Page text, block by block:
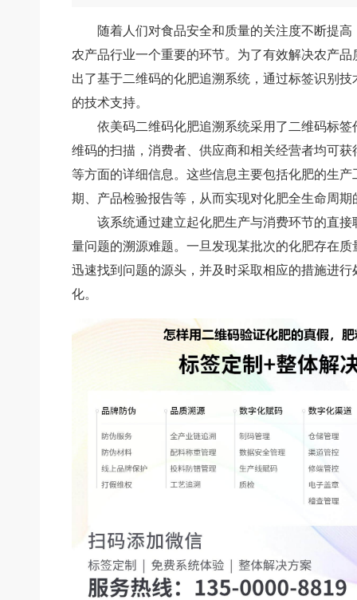
随着人们对食品安全和质量的关注度不断提
农产品行业一个重要的环节。为了有效解决农产
出了基于二维码的化肥追溯系统，通过标签识别
的技术支持。
依美码二维码化肥追溯系统采用了二维码标
维码的扫描，消费者、供应商和相关经营者均可
等方面的详细信息。这些信息主要包括化肥的生
期、产品检验报告等，从而实现对化肥全生命周期
该系统通过建立起化肥生产与消费环节的直
量问题的溯源难题。一旦发现某批次的化肥存在
迅速找到问题的源头，并及时采取相应的措施进
化。